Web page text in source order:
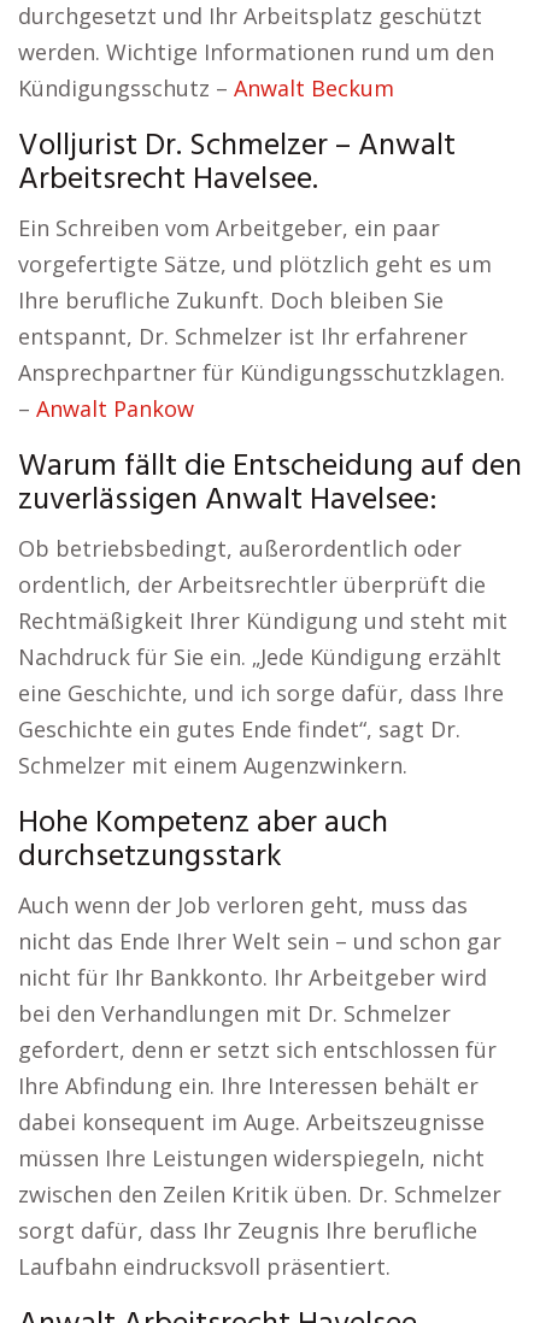
durchgesetzt und Ihr Arbeitsplatz geschützt
werden. Wichtige Informationen rund um den
Kündigungsschutz – Anwalt Beckum
Volljurist Dr. Schmelzer – Anwalt
Arbeitsrecht Havelsee.
Ein Schreiben vom Arbeitgeber, ein paar
vorgefertigte Sätze, und plötzlich geht es um
Ihre berufliche Zukunft. Doch bleiben Sie
entspannt, Dr. Schmelzer ist Ihr erfahrener
Ansprechpartner für Kündigungsschutzklagen.
– Anwalt Pankow
Warum fällt die Entscheidung auf den
zuverlässigen Anwalt Havelsee:
Ob betriebsbedingt, außerordentlich oder
ordentlich, der Arbeitsrechtler überprüft die
Rechtmäßigkeit Ihrer Kündigung und steht mit
Nachdruck für Sie ein. „Jede Kündigung erzählt
eine Geschichte, und ich sorge dafür, dass Ihre
Geschichte ein gutes Ende findet“, sagt Dr.
Schmelzer mit einem Augenzwinkern.
Hohe Kompetenz aber auch
durchsetzungsstark
Auch wenn der Job verloren geht, muss das
nicht das Ende Ihrer Welt sein – und schon gar
nicht für Ihr Bankkonto. Ihr Arbeitgeber wird
bei den Verhandlungen mit Dr. Schmelzer
gefordert, denn er setzt sich entschlossen für
Ihre Abfindung ein. Ihre Interessen behält er
dabei konsequent im Auge. Arbeitszeugnisse
müssen Ihre Leistungen widerspiegeln, nicht
zwischen den Zeilen Kritik üben. Dr. Schmelzer
sorgt dafür, dass Ihr Zeugnis Ihre berufliche
Laufbahn eindrucksvoll präsentiert.